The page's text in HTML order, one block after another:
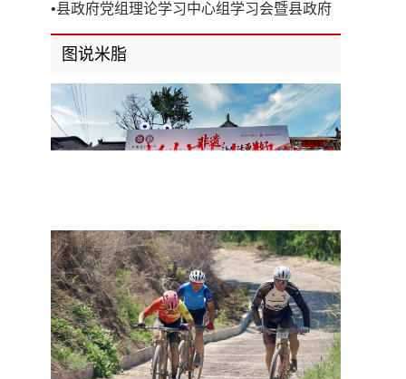
•县政府党组理论学习中心组学习会暨县政府
第8次党组（扩大）会议召开
图说米脂